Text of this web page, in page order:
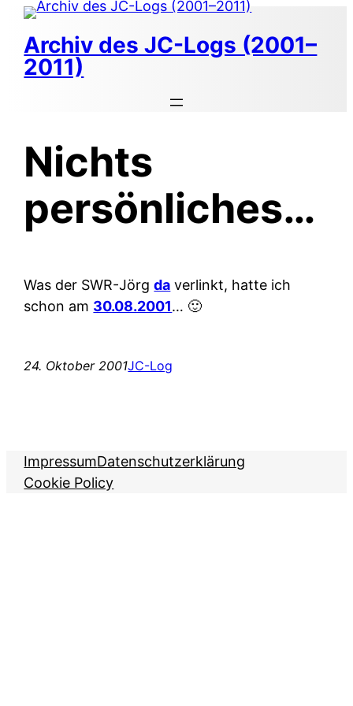
Zum
Inhalt
springen
Archiv des JC-Logs (2001–
2011)
Nichts
persönliches…
Was der SWR-Jörgda verlinkt, hatte ich
schon am 30.08.2001… 🙂
24. Oktober 2001JC-Log
ImpressumDatenschutzerklärung
Cookie Policy